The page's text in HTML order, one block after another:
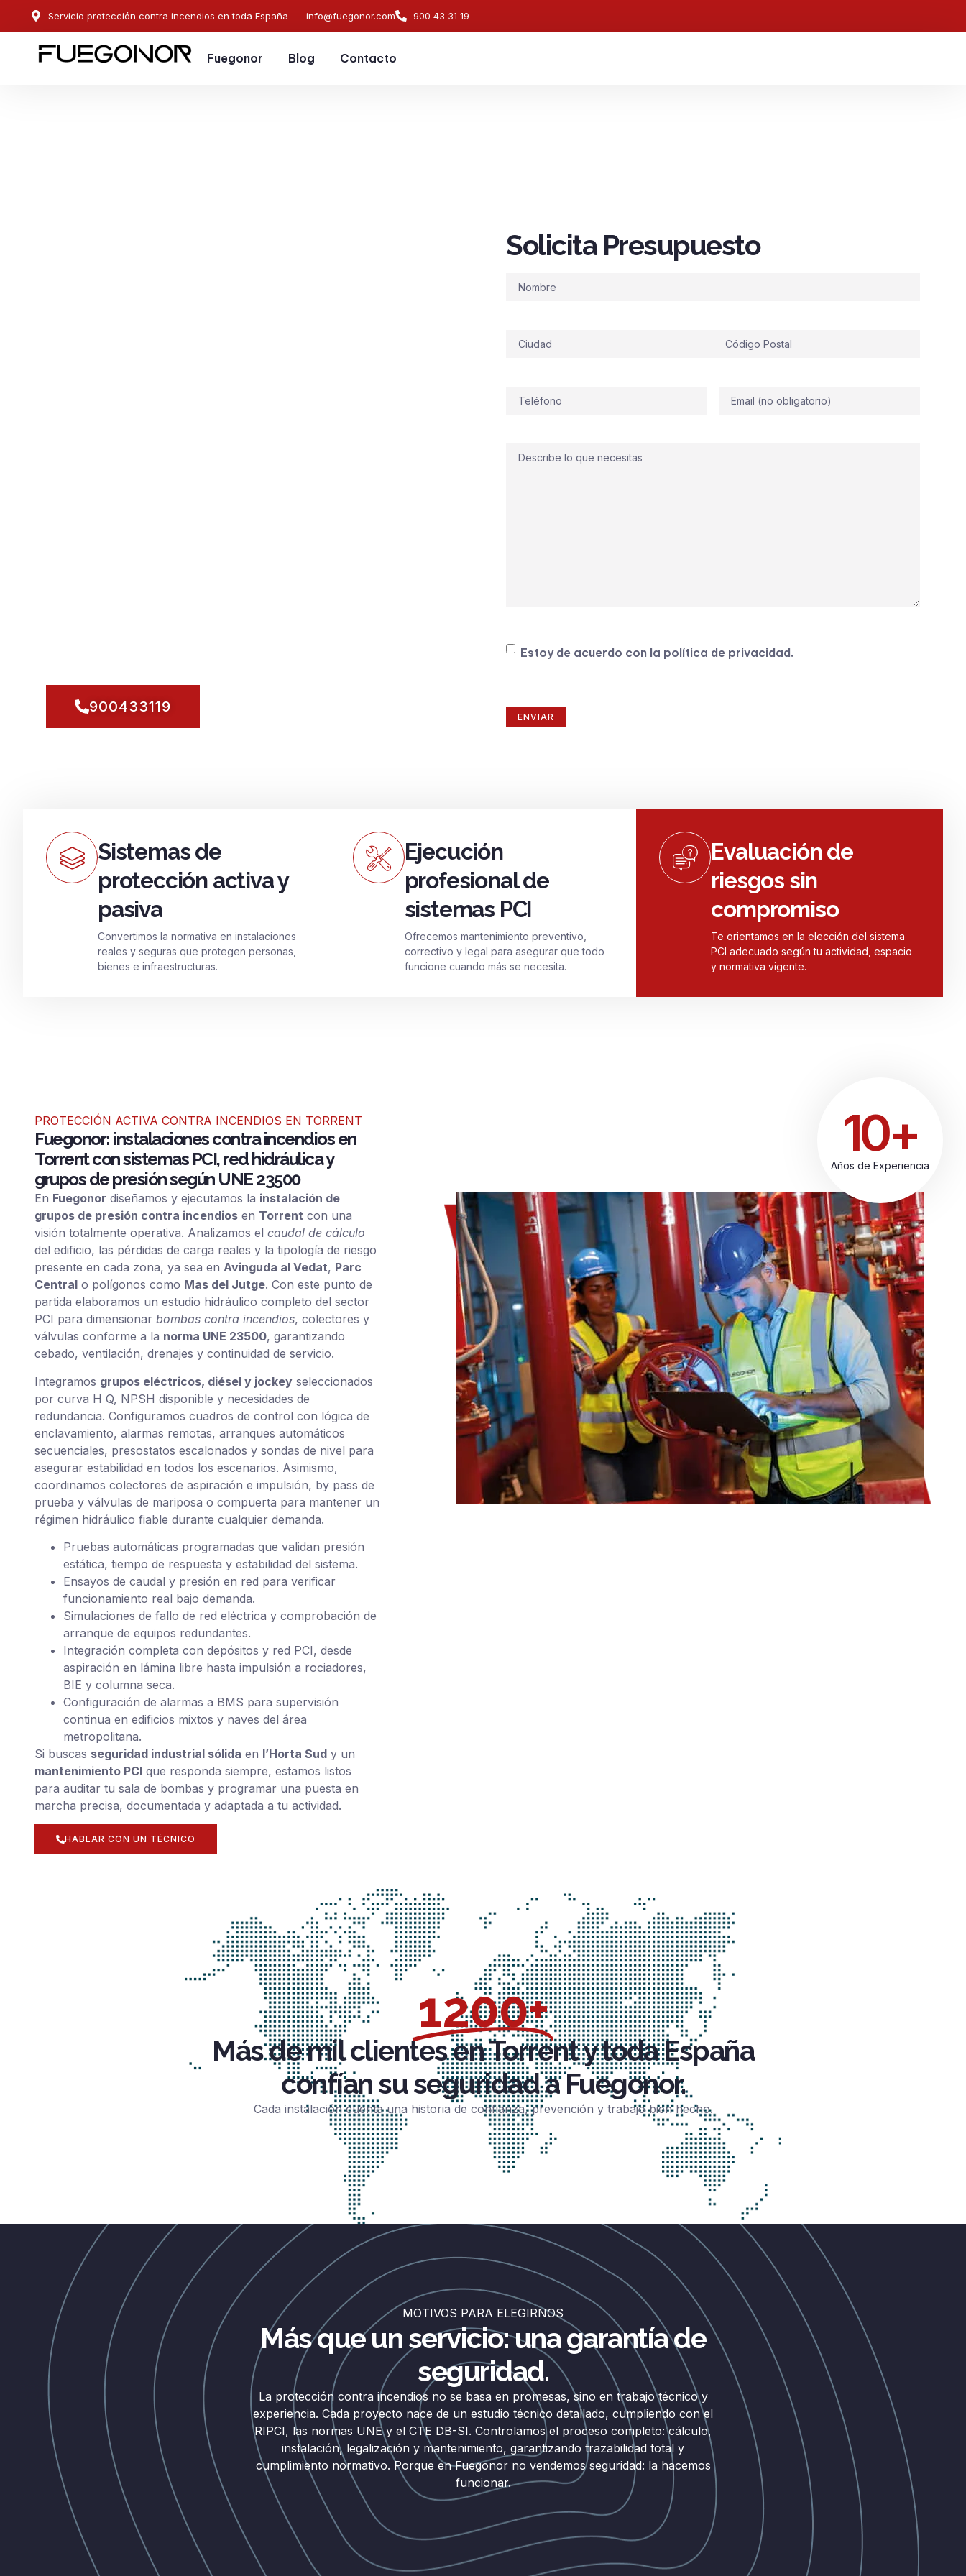
Servicio protección contra incendios en toda España info@fuegonor.com 900 43 31 19
Fuegonor Blog Contacto
900433119
Solicita Presupuesto
Nombre
Dirección
Teléfono
Correo
Comentario
Consentimiento
Estoy de acuerdo con la política de privacidad .
Sistemas de
protección activa y
pasiva
Convertimos la normativa en instalaciones
reales y seguras que protegen personas,
bienes e infraestructuras.
Ejecución
profesional de
sistemas PCI
Ofrecemos mantenimiento preventivo,
correctivo y legal para asegurar que todo
funcione cuando más se necesita.
Evaluación de
riesgos sin
compromiso
Te orientamos en la elección del sistema
PCI adecuado según tu actividad, espacio
y normativa vigente.
PROTECCIÓN ACTIVA CONTRA INCENDIOS EN TORRENT
Fuegonor: instalaciones contra incendios en
Torrent con sistemas PCI, red hidráulica y
grupos de presión según UNE 23500
En Fuegonor diseñamos y ejecutamos la instalación de
grupos de presión contra incendios en Torrent con una
visión totalmente operativa. Analizamos el caudal de cálculo
del edificio, las pérdidas de carga reales y la tipología de riesgo
presente en cada zona, ya sea en Avinguda al Vedat, Parc
Central o polígonos como Mas del Jutge. Con este punto de
partida elaboramos un estudio hidráulico completo del sector
PCI para dimensionar bombas contra incendios, colectores y
válvulas conforme a la norma UNE 23500, garantizando
cebado, ventilación, drenajes y continuidad de servicio.
Integramos grupos eléctricos, diésel y jockey seleccionados
por curva H Q, NPSH disponible y necesidades de
redundancia. Configuramos cuadros de control con lógica de
enclavamiento, alarmas remotas, arranques automáticos
secuenciales, presostatos escalonados y sondas de nivel para
asegurar estabilidad en todos los escenarios. Asimismo,
coordinamos colectores de aspiración e impulsión, by pass de
prueba y válvulas de mariposa o compuerta para mantener un
régimen hidráulico fiable durante cualquier demanda.
Pruebas automáticas programadas que validan presión
estática, tiempo de respuesta y estabilidad del sistema.
Ensayos de caudal y presión en red para verificar
funcionamiento real bajo demanda.
Simulaciones de fallo de red eléctrica y comprobación de
arranque de equipos redundantes.
Integración completa con depósitos y red PCI, desde
aspiración en lámina libre hasta impulsión a rociadores,
BIE y columna seca.
Configuración de alarmas a BMS para supervisión
continua en edificios mixtos y naves del área
metropolitana.
Si buscas seguridad industrial sólida en l’Horta Sud y un
mantenimiento PCI que responda siempre, estamos listos
para auditar tu sala de bombas y programar una puesta en
marcha precisa, documentada y adaptada a tu actividad.
HABLAR CON UN TÉCNICO
10+
Años de Experiencia
1200+
Más de mil clientes en Torrent y toda España
confían su seguridad a Fuegonor.
Cada instalación cuenta una historia de confianza, prevención y trabajo bien hecho.
MOTIVOS PARA ELEGIRNOS
Más que un servicio: una garantía de
seguridad.
La protección contra incendios no se basa en promesas, sino en trabajo técnico y
experiencia. Cada proyecto nace de un estudio técnico detallado, cumpliendo con el
RIPCI, las normas UNE y el CTE DB-SI. Controlamos el proceso completo: cálculo,
instalación, legalización y mantenimiento, garantizando trazabilidad total y
cumplimiento normativo. Porque en Fuegonor no vendemos seguridad: la hacemos
funcionar.